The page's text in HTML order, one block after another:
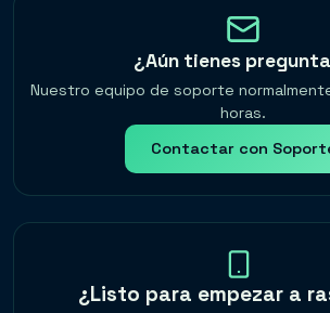
¿Aún tienes
Nuestro equipo de soporte
horas.
Contactar con
¿Listo para empezar a